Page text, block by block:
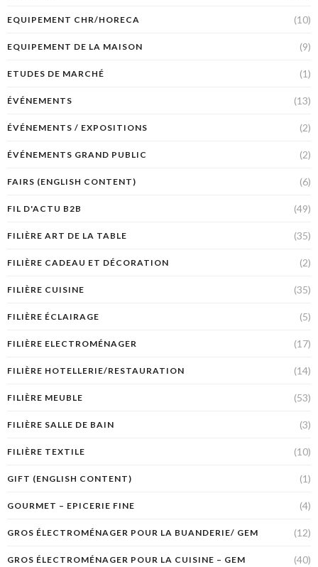
EQUIPEMENT CHR/HORECA (10)
EQUIPEMENT DE LA MAISON (9)
ETUDES DE MARCHÉ (1)
ÉVÉNEMENTS (13)
ÉVÉNEMENTS / EXPOSITIONS (2)
ÉVÉNEMENTS GRAND PUBLIC (2)
FAIRS (ENGLISH CONTENT) (6)
FIL D'ACTU B2B (49)
FILIÈRE ART DE LA TABLE (35)
FILIÈRE CADEAU ET DÉCORATION (2)
FILIÈRE CUISINE (35)
FILIÈRE ÉCLAIRAGE (5)
FILIÈRE ELECTROMÉNAGER (17)
FILIÈRE HOTELLERIE/RESTAURATION (14)
FILIÈRE MEUBLE (53)
FILIÈRE SALLE DE BAIN (3)
FILIÈRE TEXTILE (10)
GIFT (ENGLISH CONTENT) (1)
GOURMET – EPICERIE FINE (4)
GROS ÉLECTROMÉNAGER POUR LA BUANDERIE/ GEM (12)
GROS ÉLECTROMÉNAGER POUR LA CUISINE – GEM (40)